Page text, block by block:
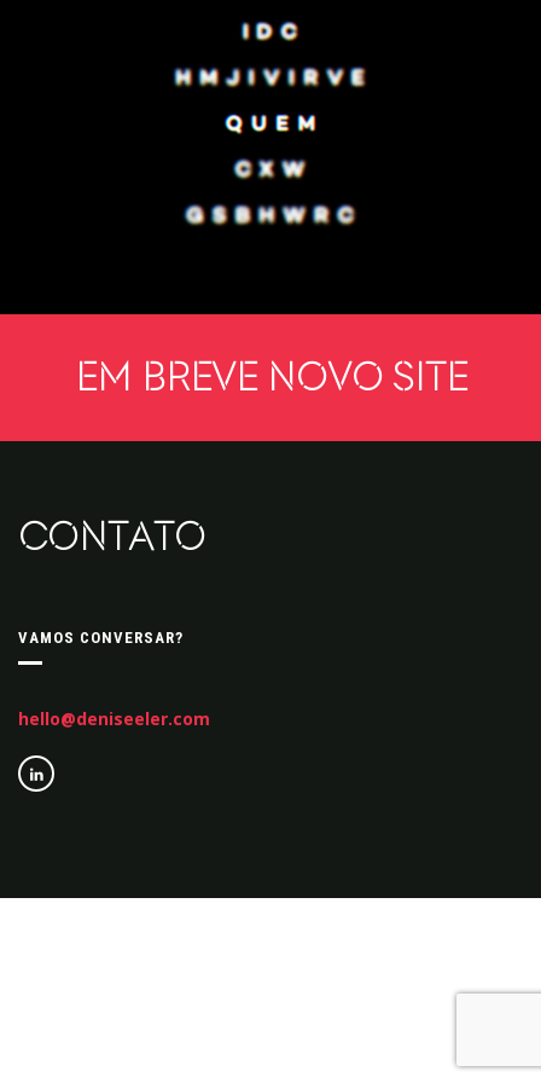
Em breve novo site
CONTATO
VAMOS CONVERSAR?
hello@deniseeler.com